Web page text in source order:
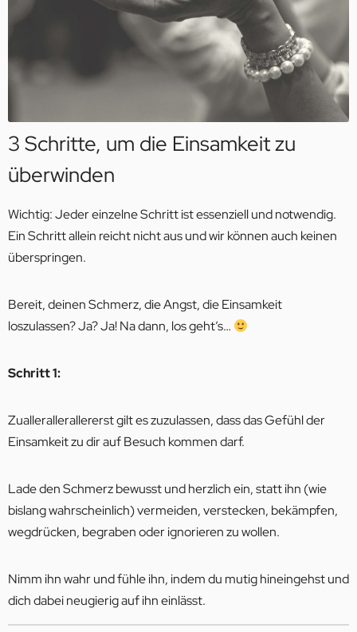
3 Schritte, um die Einsamkeit zu
überwinden
Wichtig: Jeder einzelne Schritt ist essenziell und notwendig.
Ein Schritt allein reicht nicht aus und wir können auch keinen
überspringen.
Bereit, deinen Schmerz, die Angst, die Einsamkeit
loszulassen? Ja? Ja! Na dann, los geht’s…
Schritt 1:
Zuallerallerallererst gilt es zuzulassen, dass das Gefühl der
Einsamkeit zu dir auf Besuch kommen darf.
Lade den Schmerz bewusst und herzlich ein, statt ihn (wie
bislang wahrscheinlich) vermeiden, verstecken, bekämpfen,
wegdrücken, begraben oder ignorieren zu wollen.
Nimm ihn wahr und fühle ihn, indem du mutig hineingehst und
dich dabei neugierig auf ihn einlässt.